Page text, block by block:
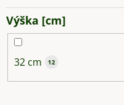
Výška [cm]
32 cm 12